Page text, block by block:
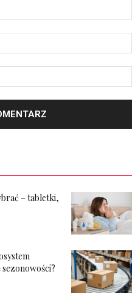
– tabletki,